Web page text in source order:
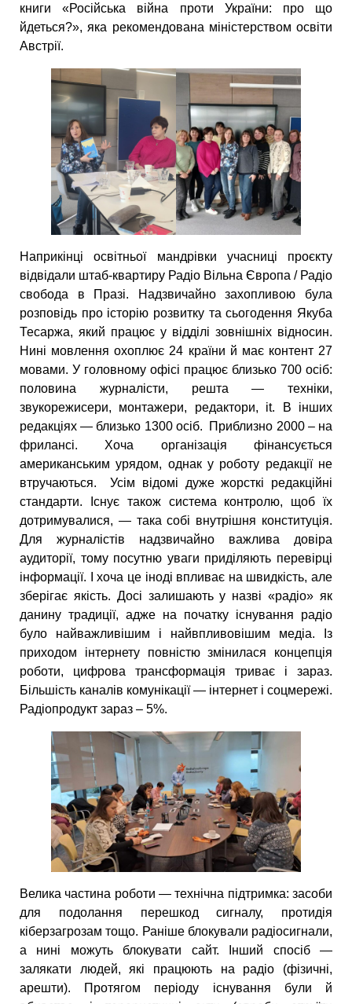
книги «Російська війна проти України: про що
йдеться?», яка рекомендована міністерством освіти
Австрії.
Наприкінці освітньої мандрівки учасниці проєкту
відвідали штаб-квартиру Радіо Вільна Європа / Радіо
свобода в Празі. Надзвичайно захопливою була
розповідь про історію розвитку та сьогодення Якуба
Тесаржа, який працює у відділі зовнішніх відносин.
Нині мовлення охоплює 24 країни й має контент 27
мовами. У головному офісі працює близько 700 осіб:
половина журналісти, решта — техніки,
звукорежисери, монтажери, редактори, it. В інших
редакціях — близько 1300 осіб. Приблизно 2000 – на
фрилансі. Хоча організація фінансується
американським урядом, однак у роботу редакції не
втручаються. Усім відомі дуже жорсткі редакційні
стандарти. Існує також система контролю, щоб їх
дотримувалися, — така собі внутрішня конституція.
Для журналістів надзвичайно важлива довіра
аудиторії, тому посутню уваги приділяють перевірці
інформації. І хоча це іноді впливає на швидкість, але
зберігає якість. Досі залишають у назві «радіо» як
данину традиції, адже на початку існування радіо
було найважливішим і найвпливовішим медіа. Із
приходом інтернету повністю змінилася концепція
роботи, цифрова трансформація триває і зараз.
Більшість каналів комунікації — інтернет і соцмережі.
Радіопродукт зараз – 5%.
Велика частина роботи — технічна підтримка: засоби
для подолання перешкод сигналу, протидія
кіберзагрозам тощо. Раніше блокували радіосигнали,
а нині можуть блокувати сайт. Інший спосіб —
залякати людей, які працюють на радіо (фізичні,
арешти). Протягом періоду існування були й